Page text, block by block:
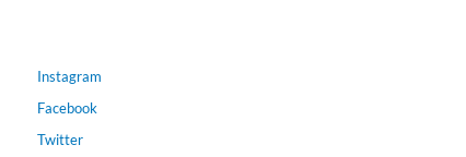
Instagram
Facebook
Twitter